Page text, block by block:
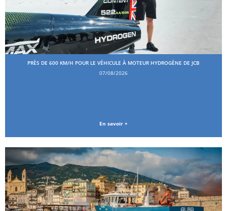
PRÈS DE 600 KM/H POUR LE VÉHICULE À MOTEUR HYDROGÈNE DE JCB
07/08/2026
En savoir +